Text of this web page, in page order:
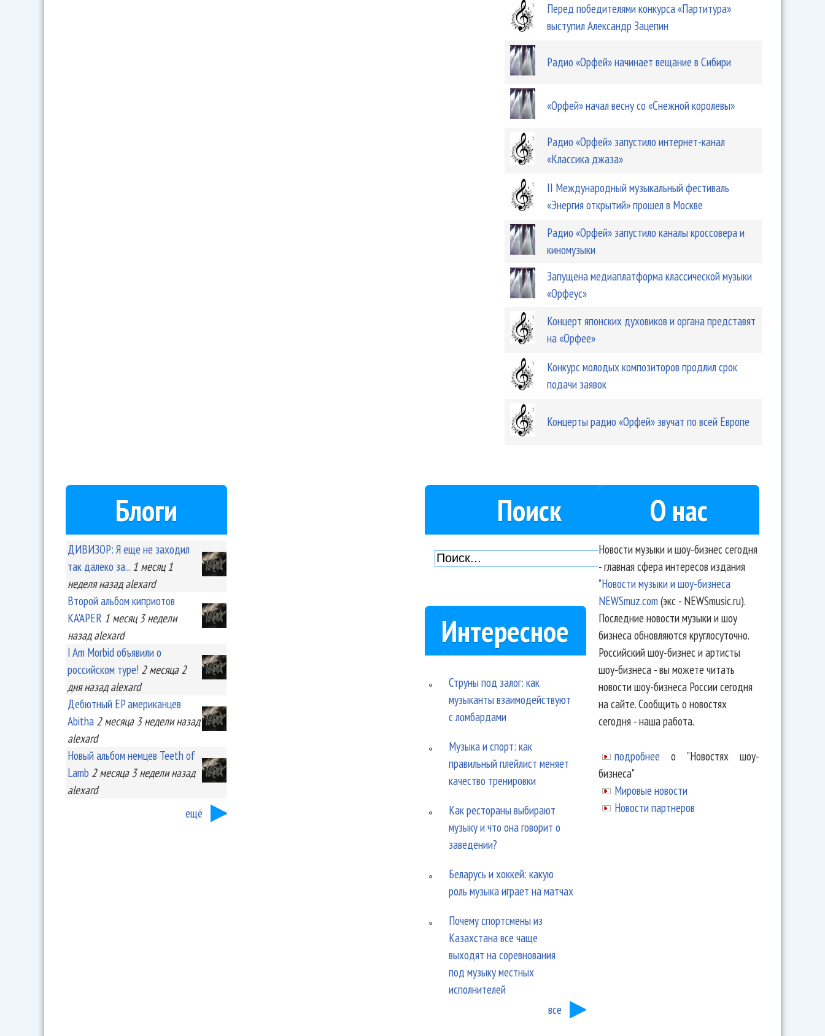
Перед победителями конкурса «Партитура»
выступил Александр Зацепин
Радио «Орфей» начинает вещание в Сибири
«Орфей» начал весну со «Снежной королевы»
Радио «Орфей» запустило интернет-канал
«Классика джаза»
II Международный музыкальный фестиваль
«Энергия открытий» прошел в Москве
Радио «Орфей» запустило каналы кроссовера и
киномузыки
Запущена медиаплатформа классической музыки
«Орфеус»
Концерт японских духовиков и органа представят
на «Орфее»
Конкурс молодых композиторов продлил срок
подачи заявок
Концерты радио «Орфей» звучат по всей Европе
Блоги
ДИВИЗОР: Я еще не заходил
так далеко за... 1 месяц 1
неделяназад alexard
Второй альбом киприотов
KA'APER 1 месяц 3 недели
назад alexard
I Am Morbid объявили о
российском туре! 2 месяца 2
дняназад alexard
Дебютный EP американцев
Abitha 2 месяца 3 неделиназад
alexard
Новый альбом немцев Teeth of
Lamb 2 месяца 3 неделиназад
alexard
ещё
Поиск
Интересное
Струны под залог: как
музыканты взаимодействуют
с ломбардами
Музыка и спорт: как
правильный плейлист меняет
качество тренировки
Как рестораны выбирают
музыку и что она говорит о
заведении?
Беларусь и хоккей: какую
роль музыка играет на матчах
Почему спортсмены из
Казахстана все чаще
выходят на соревнования
под музыку местных
исполнителей
все
О нас
Новости музыки и шоу-бизнес сегодня
- главная сфера интересов издания
"Новости музыки и шоу-бизнеса
NEWSmuz.com(экс - NEWSmusic.ru).
Последние новости музыки и шоу
бизнеса обновляются круглосуточно.
Российский шоу-бизнес и артисты
шоу-бизнеса - вы можете читать
новости шоу-бизнеса России сегодня
на сайте. Сообщить о новостях
сегодня - наша работа.
подробнее о "Новостях шоу-
бизнеса"
Мировые новости
Новости партнеров